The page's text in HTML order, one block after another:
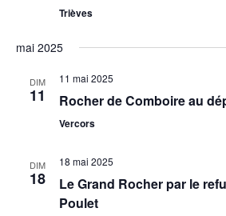
Trièves
mai 2025
DIM
11
11 mai 2025
Rocher de Comboire au
Vercors
DIM
18
18 mai 2025
Le Grand Rocher par le
Poulet